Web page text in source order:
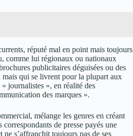
réputé mal en point mais toujours
comme lui régionaux ou nationaux
publicitaires déguisées ou des
mais qui se livrent pour la plupart aux
journalistes », en réalité des
des marques ».
mélange les genres en créant
de presse payés une
ne s’affranchit toujours pas de ses